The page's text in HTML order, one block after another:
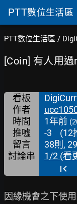
PTT數位生活區
PTT數位生活區 /
[Coin] 有人用
看板
作者
時間 1年前
推噓 -3 (12
留言
38則,
討論串 1/2 (看
因緣機會之下使